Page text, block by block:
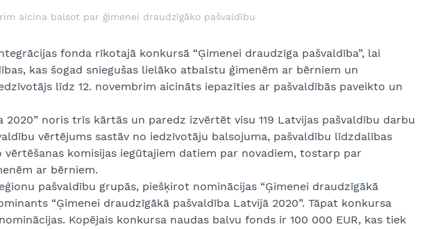
aicina balsot par ģimenei draudzīgāko pašvaldību
fonda rīkotajā konkursā “Ģimenei draudzīga pašvaldība”, lai
kas šogad sniegušas lielāko atbalstu ģimenēm ar bērniem un
līdz 12. novembrim aicināts iepazīties ar pašvaldībās paveikto un
2020” noris trīs kārtās un paredz izvērtēt visu 119 Latvijas pašvaldību darbu
vērtējums sastāv no iedzīvotāju balsojuma, pašvaldību līdzdalības
komisijas iegūtajiem datiem par novadiem, tostarp par
ar bērniem.
pašvaldību grupās, piešķirot nominācijas “Ģimenei draudzīgākā
“Ģimenei draudzīgākā pašvaldība Latvijā 2020”. Tāpat konkursa
Kopējais konkursa naudas balvu fonds ir 100 000 EUR, kas tiek